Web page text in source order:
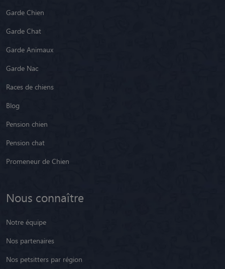
Garde Chien
Garde Chat
Garde Animaux
Garde Nac
Races de chiens
Blog
Pension chien
Pension chat
Promeneur de Chien
Nous connaître
Notre équipe
Nos partenaires
Nos petsitters par région